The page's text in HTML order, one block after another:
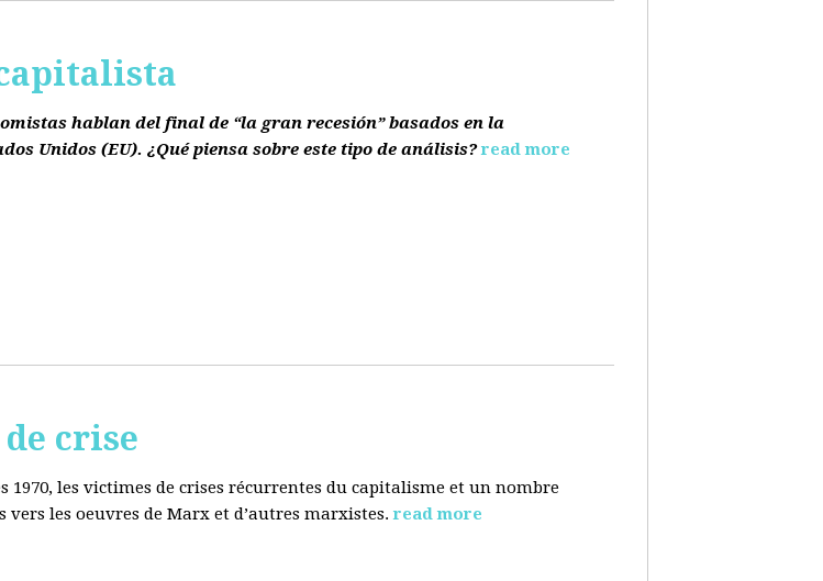
hablan del final de “la gran recesión” basados en la
Unidos (EU). ¿Qué piensa sobre este tipo de análisis? read more
de crise
1970, les victimes de crises récurrentes du capitalisme et un nombre
les oeuvres de Marx et d’autres marxistes. read more